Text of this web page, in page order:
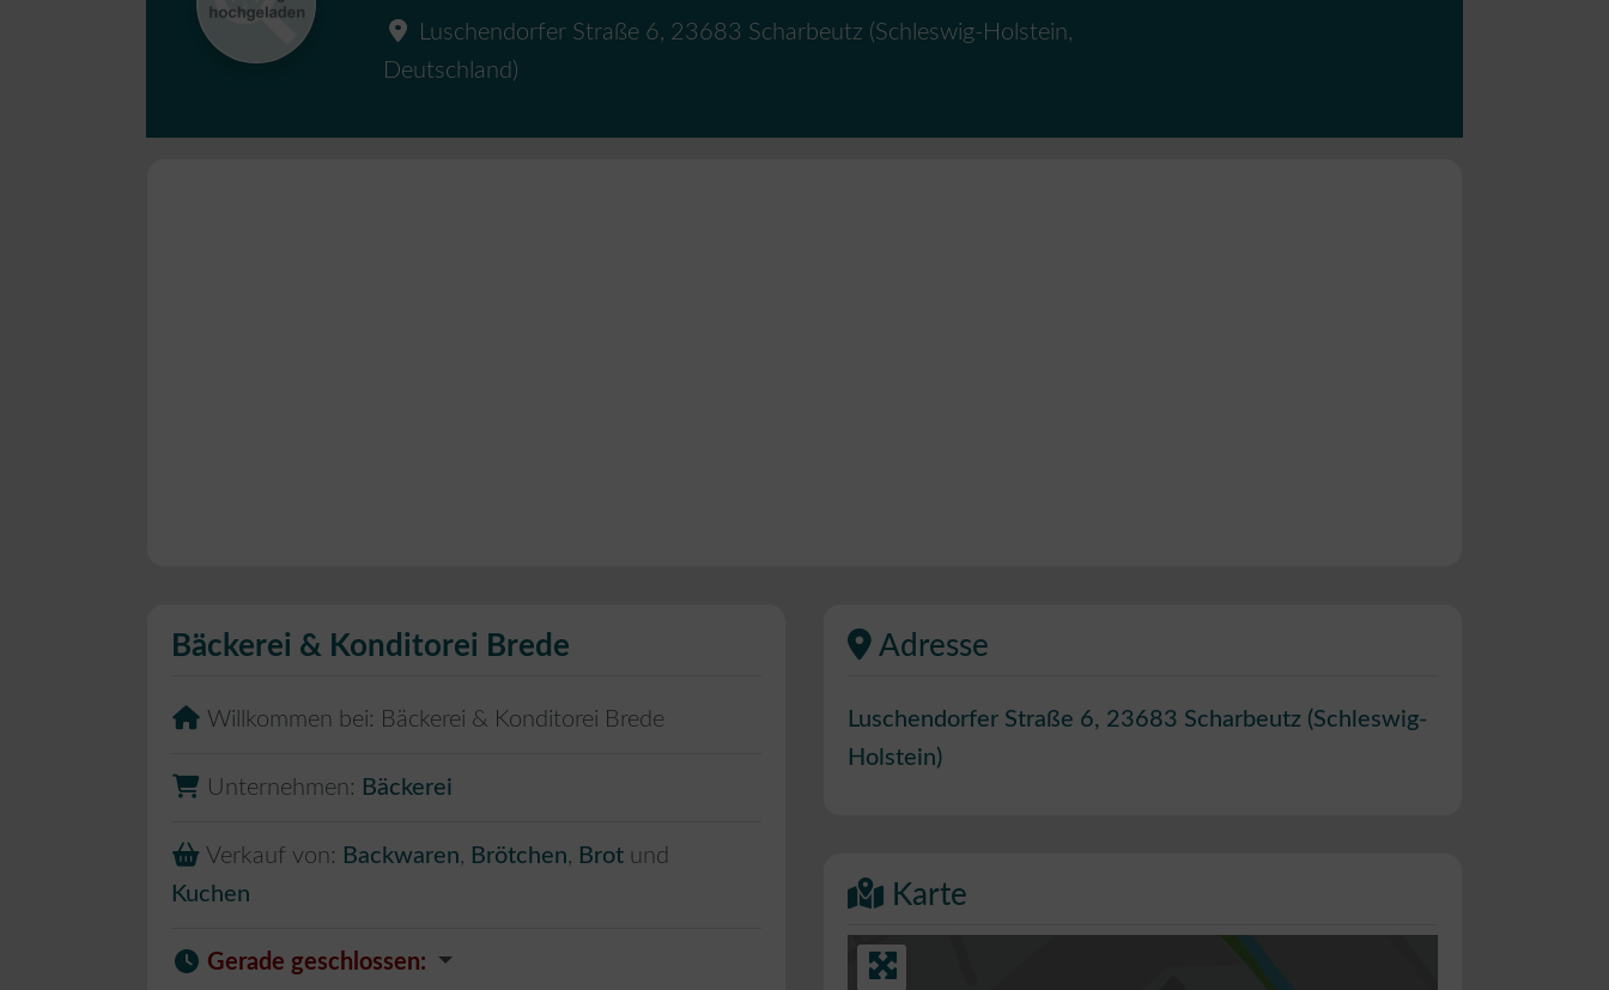
Luschendorfer Straße 6, 23683 Scharbeutz (Schleswig-Holstein,
Deutschland )
Bäckerei & Konditorei Brede
Willkommen bei: Bäckerei & Konditorei Brede
Unternehmen: Bäckerei
Verkauf von: Backwaren, Brötchen, Brot und
Kuchen
Gerade geschlossen:
Adresse
Luschendorfer Straße 6, 23683 Scharbeutz (Schleswig-
Holstein)
Karte